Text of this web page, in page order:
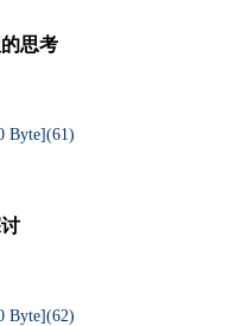
思考
Byte](61)
Byte](62)